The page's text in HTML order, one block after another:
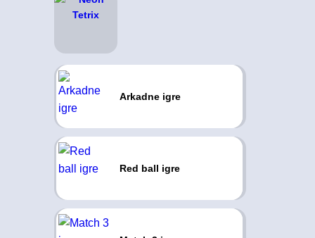
Arkadne igre
Red ball igre